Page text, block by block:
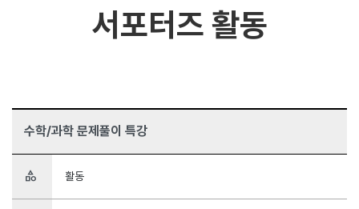
서포터즈 활동
수학/과학 문제풀이 특강
category 활동